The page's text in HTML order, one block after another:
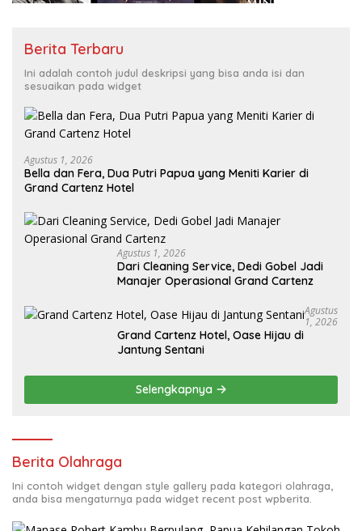
Berita Terbaru
Ini adalah contoh judul deskripsi yang bisa anda isi dan
sesuaikan pada widget
Agustus 1, 2026
Bella dan Fera, Dua Putri Papua yang Meniti Karier di
Grand Cartenz Hotel
Agustus 1, 2026
Dari Cleaning Service, Dedi Gobel Jadi
Manajer Operasional Grand Cartenz
Agustus
1, 2026
Grand Cartenz Hotel, Oase Hijau di
Jantung Sentani
Selengkapnya
Berita Olahraga
Ini contoh widget dengan style gallery pada kategori olahraga,
anda bisa mengaturnya pada widget recent post wpberita.